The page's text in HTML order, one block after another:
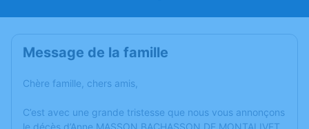
Message de la famille
Chère famille, chers amis,
C’est avec une grande tristesse que nous vous annonçons
le décès d’Anne MASSON BACHASSON DE MONTALIVET